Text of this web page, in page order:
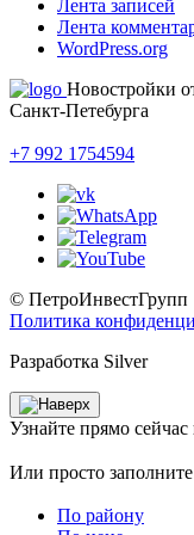
Лента записей
Лента
WordPress.org
Новостройки
Санкт-Петебурга
+7 992 1754594
© ПетроИнвестГрупп
Политика
Разработка Silver
Узнайте прямо
Или просто
По району